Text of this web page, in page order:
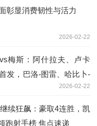
彰显消费韧性与活力
2026-02-22
梅斯：阿什拉夫、卢卡
发，巴洛-图雷、哈比卜-
2026-02-22
续狂飙：豪取4连胜，凯
跑射手榜 焦点速递